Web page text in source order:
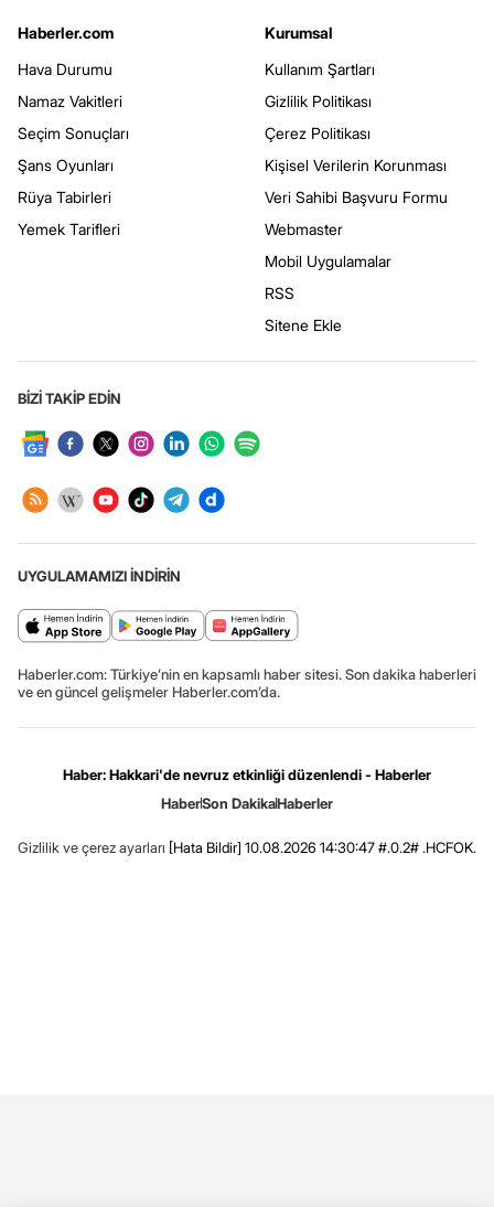
Haberler.com
Hava Durumu
Namaz Vakitleri
Seçim Sonuçları
Şans Oyunları
Rüya Tabirleri
Yemek Tarifleri
Kurumsal
Kullanım Şartları
Gizlilik Politikası
Çerez Politikası
Kişisel Verilerin Korunması
Veri Sahibi Başvuru Formu
Webmaster
Mobil Uygulamalar
RSS
Sitene Ekle
BİZİ TAKİP EDİN
UYGULAMAMIZI İNDİRİN
Haberler.com: Türkiye’nin en kapsamlı haber sitesi. Son dakika haberleri
ve en güncel gelişmeler Haberler.com’da.
Haber: Hakkari'de nevruz etkinliği düzenlendi - Haberler
HaberSon DakikaHaberler
Gizlilik ve çerez ayarları [Hata Bildir] 10.08.2026 14:30:47 #.0.2# .HCFOK.